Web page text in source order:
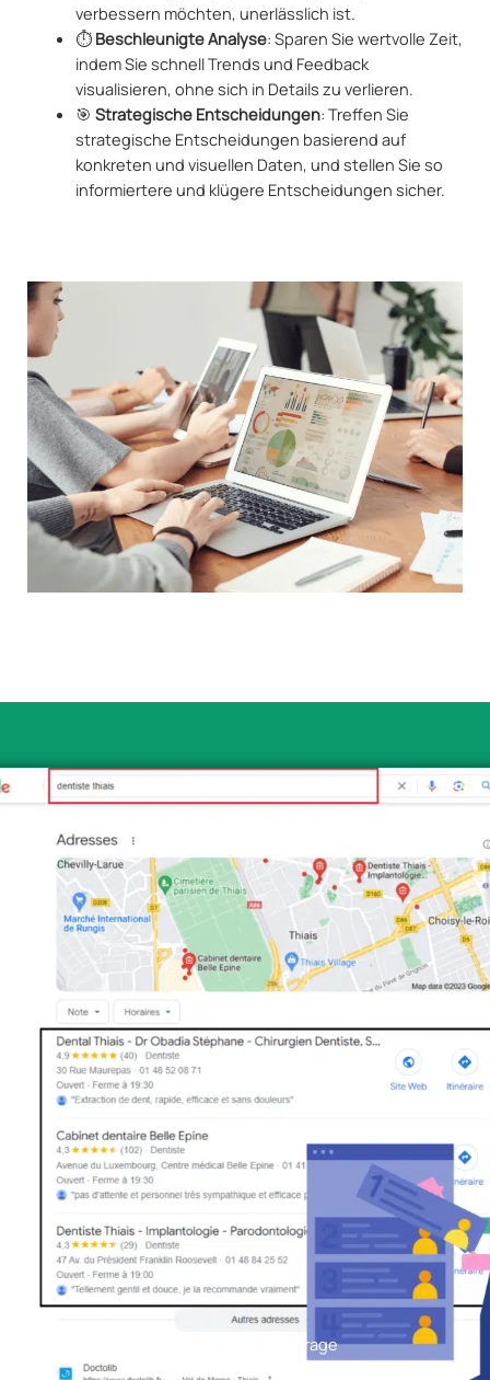
verbessern möchten, unerlässlich ist.
⏱️ Beschleunigte Analyse: Sparen Sie wertvolle Zeit,
indem Sie schnell Trends und Feedback
visualisieren, ohne sich in Details zu verlieren.
🎯 Strategische Entscheidungen: Treffen Sie
strategische Entscheidungen basierend auf
konkreten und visuellen Daten, und stellen Sie so
informiertere und klügere Entscheidungen sicher.
Beispiel: Zufriedenheitsumfrage